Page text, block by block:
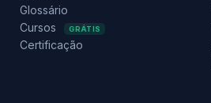
Glossário
Cursos
GRÁTIS
Certificação